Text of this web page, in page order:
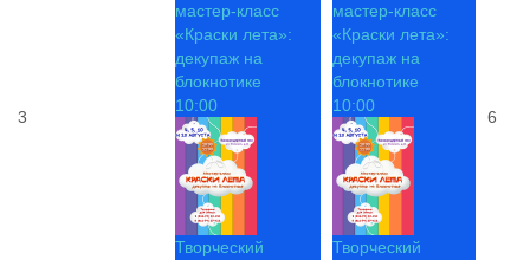
3
мастер-класс
«Краски лета»:
декупаж на
блокнотике
10:00
Творческий
мастер-класс
«Краски лета»:
декупаж на
блокнотике
10:00
Творческий
6